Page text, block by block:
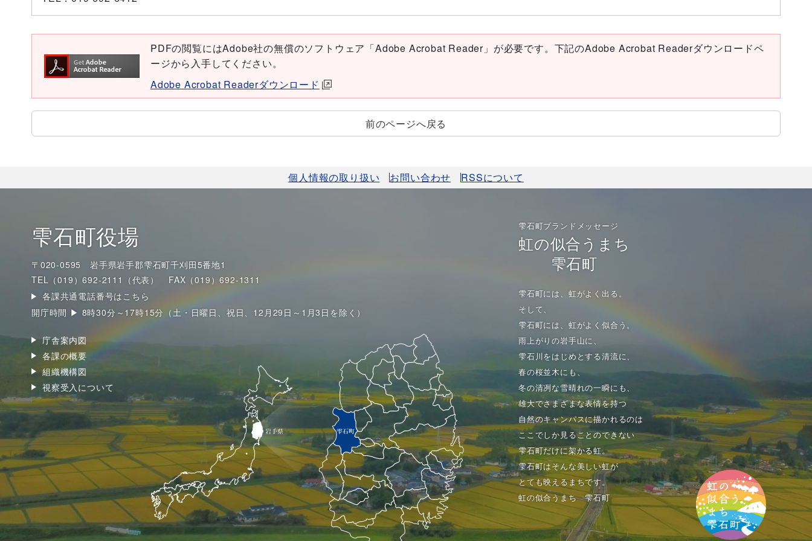
PDFの閲覧にはAdobe社の無償のソフトウェア「Adobe Acrobat Reader」が必要です。下記のAdobe Acrobat Readerダウンロードペ
ージから入手してください。
Adobe Acrobat Readerダウンロード
前のページへ戻る
個人情報の取り扱い お問い合わせ RSSについて
雫石町役場
〒020-0595 岩手県岩手郡雫石町千刈田5番地1
TEL（019）692-2111（代表）
FAX（019）692-1311
各課共通電話番号はこちら
開庁時間 ▶ 8時30分～17時15分（土・日曜日、祝日、12月29日～1月3日を除く）
庁舎案内図
各課の概要
組織機構図
視察受入について
雫石町ブランドメッセージ
虹の似合うまち
雫石町
雫石町には、虹がよく出る。
そして、
雫石町には、虹がよく似合う。
雨上がりの岩手山に、
雫石川をはじめとする清流に、
春の桜並木にも、
冬の清冽な雪晴れの一瞬にも、
雄大でさまざまな表情を持つ
自然のキャンパスに描かれるのは
ここでしか見ることのできない
雫石町だけに架かる虹。
雫石町はそんな美しい虹が
とても映えるまちです。
虹の似合うまち 雫石町